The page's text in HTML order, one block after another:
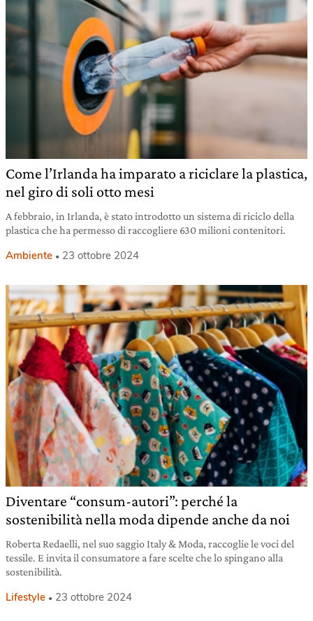
Come l’Irlanda ha imparato a riciclare la plastica,
nel giro di soli otto mesi
A febbraio, in Irlanda, è stato introdotto un sistema di riciclo della
plastica che ha permesso di raccogliere 630 milioni contenitori.
Ambiente 23 ottobre 2024
Diventare “consum-autori”: perché la
sostenibilità nella moda dipende anche da noi
Roberta Redaelli, nel suo saggio Italy & Moda, raccoglie le voci del
tessile. E invita il consumatore a fare scelte che lo spingano alla
sostenibilità.
Lifestyle 23 ottobre 2024